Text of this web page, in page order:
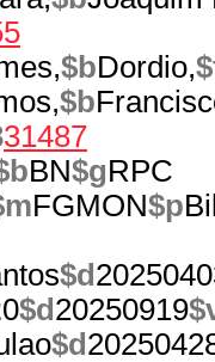
$bDordio,
$b
31487
BN$gRPC
FGMON$p
$d
0$d 20250919
$d